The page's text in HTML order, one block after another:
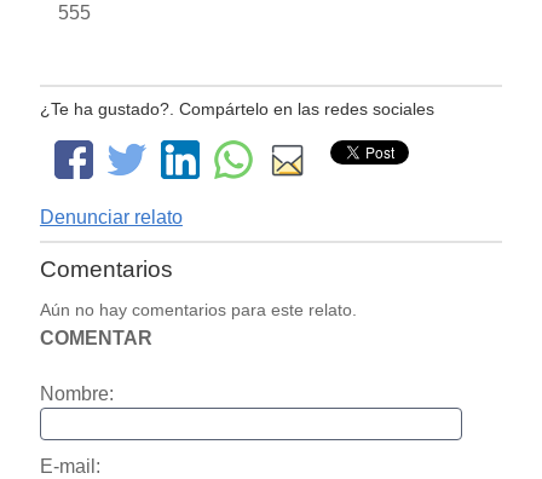
555
¿Te ha gustado?. Compártelo en las redes sociales
Denunciar relato
Comentarios
Aún no hay comentarios para este relato.
COMENTAR
Nombre:
E-mail: